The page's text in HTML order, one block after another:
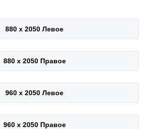
880 х 2050 Левое
880 х 2050 Правое
960 х 2050 Левое
960 х 2050 Правое